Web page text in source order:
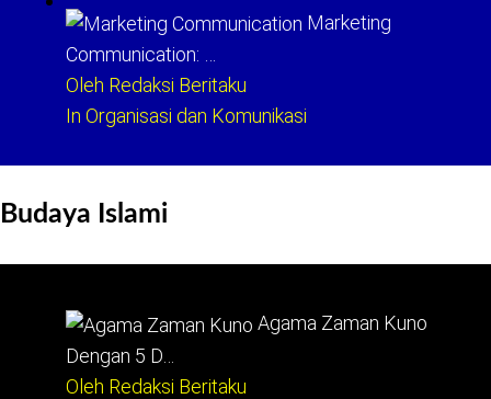
Marketing
Communication: …
Oleh Redaksi Beritaku
In Organisasi dan Komunikasi
Budaya Islami
Agama Zaman Kuno
Dengan 5 D…
Oleh Redaksi Beritaku